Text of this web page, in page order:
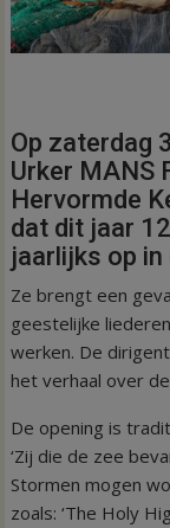
Op zaterdag
Urker MANS
Hervormde
dat dit jaar
jaarlijks op
Ze brengt een
geestelijke
werken. De
het verhaal over
De opening is
‘Zij die de zee
Stormen mogen
zoals: ‘The Holy